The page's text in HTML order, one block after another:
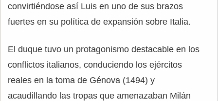
convirtiéndose así Luis en uno de sus brazos
fuertes en su política de expansión sobre Italia.
El duque tuvo un protagonismo destacable en los
conflictos italianos, conduciendo los ejércitos
reales en la toma de Génova (1494) y
acaudillando las tropas que amenazaban Milán